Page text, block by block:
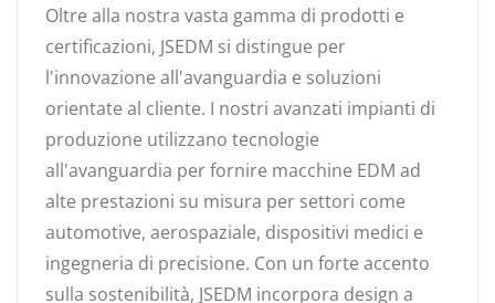
Oltre alla nostra vasta gamma di prodotti e
certificazioni, JSEDM si distingue per
l'innovazione all'avanguardia e soluzioni
orientate al cliente. I nostri avanzati impianti di
produzione utilizzano tecnologie
all'avanguardia per fornire macchine EDM ad
alte prestazioni su misura per settori come
automotive, aerospaziale, dispositivi medici e
ingegneria di precisione. Con un forte accento
sulla sostenibilità, JSEDM incorpora design a